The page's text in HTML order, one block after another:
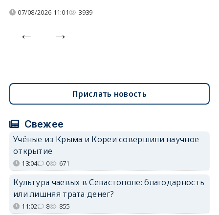
07/08/2026 11:01 3939
Прислать новость
Свежее
Учёные из Крыма и Кореи совершили научное
открытие
13:04 0 671
Культура чаевых в Севастополе: благодарность
или лишняя трата денег?
11:02 8 855